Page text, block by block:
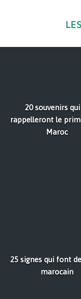
20 souvenirs
rappelleront le
Maroc
25 signes qui font
marocain